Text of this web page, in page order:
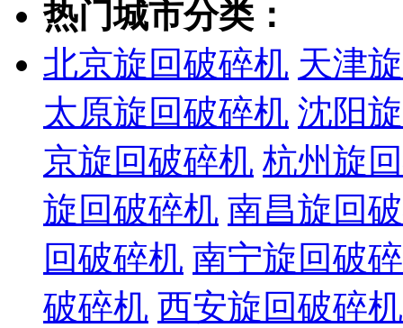
热门城市分类：
北京旋回破碎机 天津
太原旋回破碎机 沈阳
京旋回破碎机 杭州旋
旋回破碎机 南昌旋回
回破碎机 南宁旋回破
破碎机 西安旋回破碎机